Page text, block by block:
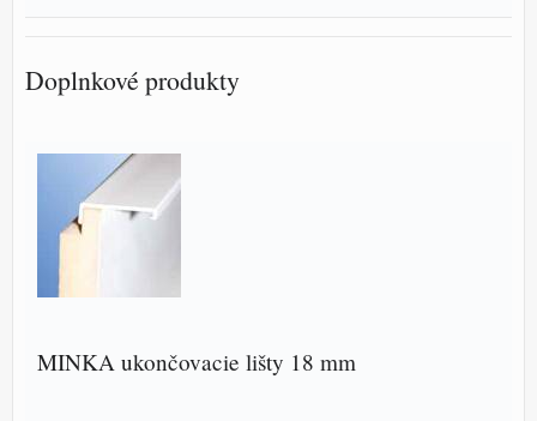
Doplnkové produkty
MINKA ukončovacie lišty 18 mm